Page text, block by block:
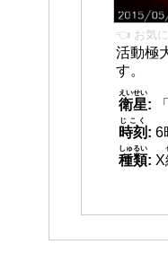
👈 お気
活動極
す。
衛星
えいせい
:
時刻
じこく
: 6
種類
しゅるい
: X